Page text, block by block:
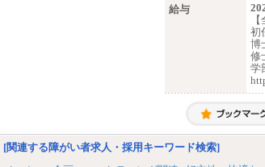
給与
初
博
修
学
[関連する障がい者求人・採用キーワード検索]